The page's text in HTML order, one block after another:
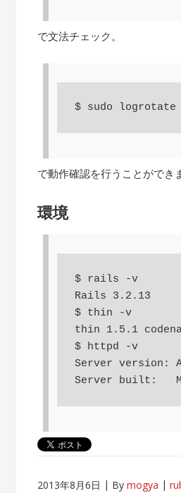
で文法チェック。
$ sudo
で動作確認を行うことができ
環境
$ rails -v
Rails 3.2.13
$ thin -v
thin 1.5.1
$ httpd -v
Server version:
2013年8月6日 Bymogya